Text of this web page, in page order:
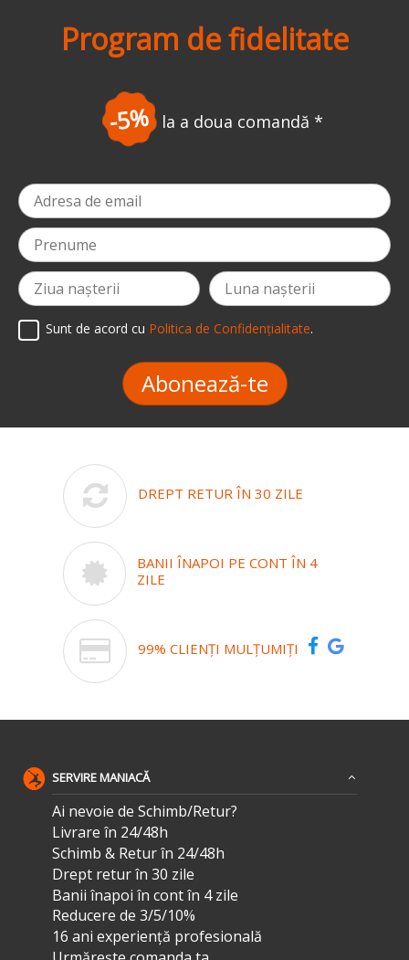
Program de fidelitate
-5% la a doua comandă *
Sunt de acord cu Politica de Confidențialitate.
Abonează-te
DREPT RETUR ÎN 30 ZILE
BANII ÎNAPOI PE CONT ÎN 4
ZILE
99% CLIENȚI MULȚUMIȚI
SERVIRE MANIACĂ
Ai nevoie de Schimb/Retur?
Livrare în 24/48h
Schimb & Retur în 24/48h
Drept retur în 30 zile
Banii înapoi în cont în 4 zile
Reducere de 3/5/10%
16 ani experiență profesională